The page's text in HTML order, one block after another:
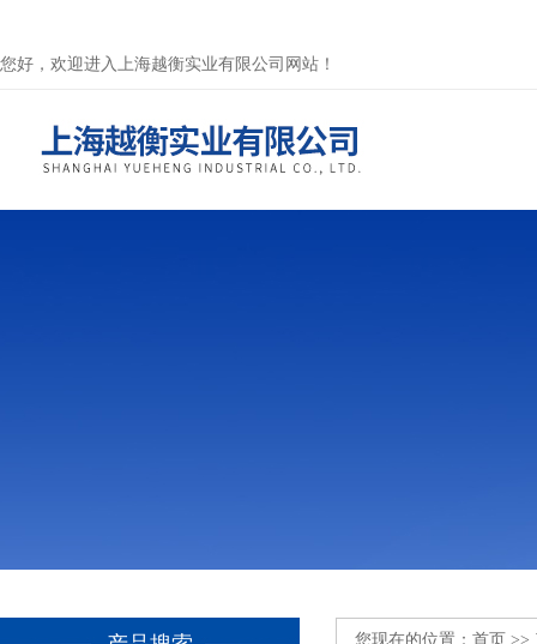
您好，欢迎进入上海越衡实业有限公司网站！
您现在的位置： 首页 >>